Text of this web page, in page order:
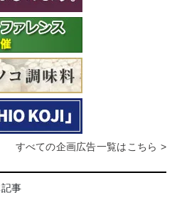
すべての企画広告一覧はこちら >
事